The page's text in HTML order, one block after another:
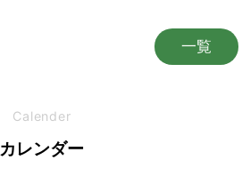
一覧
Calender
カレンダー